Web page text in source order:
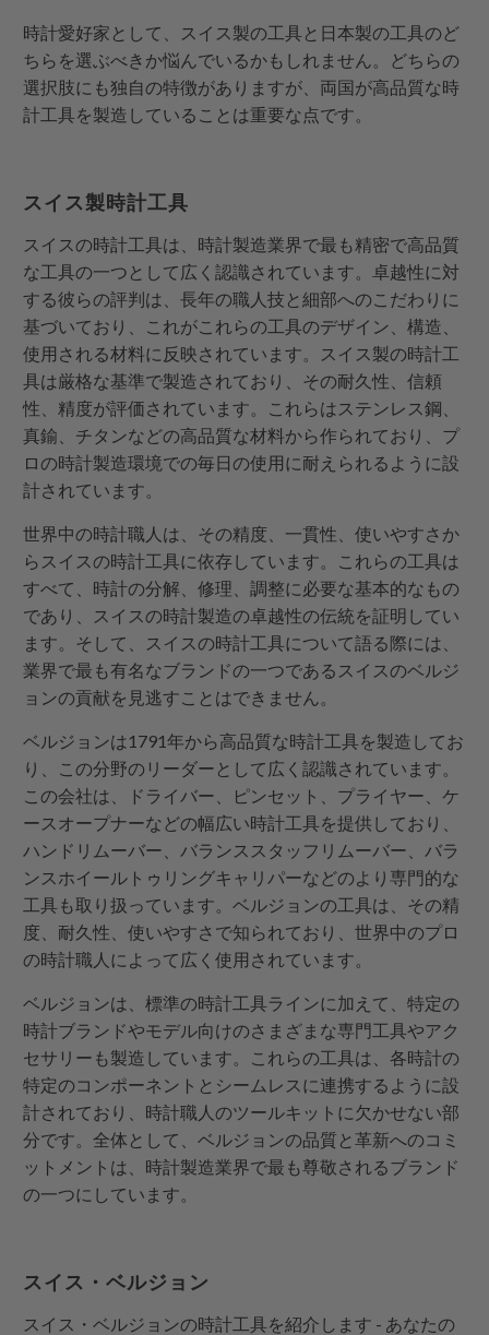
時計愛好家として、スイス製の工具と日本製の工具のど
ちらを選ぶべきか悩んでいるかもしれません。どちらの
選択肢にも独自の特徴がありますが、両国が高品質な時
計工具を製造していることは重要な点です。
スイス製時計工具
スイスの時計工具は、時計製造業界で最も精密で高品質
な工具の一つとして広く認識されています。卓越性に対
する彼らの評判は、長年の職人技と細部へのこだわりに
基づいており、これがこれらの工具のデザイン、構造、
使用される材料に反映されています。スイス製の時計工
具は厳格な基準で製造されており、その耐久性、信頼
性、精度が評価されています。これらはステンレス鋼、
真鍮、チタンなどの高品質な材料から作られており、プ
ロの時計製造環境での毎日の使用に耐えられるように設
計されています。
世界中の時計職人は、その精度、一貫性、使いやすさか
らスイスの時計工具に依存しています。これらの工具は
すべて、時計の分解、修理、調整に必要な基本的なもの
であり、スイスの時計製造の卓越性の伝統を証明してい
ます。そして、スイスの時計工具について語る際には、
業界で最も有名なブランドの一つであるスイスのベルジ
ョンの貢献を見逃すことはできません。
ベルジョンは1791年から高品質な時計工具を製造してお
り、この分野のリーダーとして広く認識されています。
この会社は、ドライバー、ピンセット、プライヤー、ケ
ースオープナーなどの幅広い時計工具を提供しており、
ハンドリムーバー、バランススタッフリムーバー、バラ
ンスホイールトゥリングキャリパーなどのより専門的な
工具も取り扱っています。ベルジョンの工具は、その精
度、耐久性、使いやすさで知られており、世界中のプロ
の時計職人によって広く使用されています。
ベルジョンは、標準の時計工具ラインに加えて、特定の
時計ブランドやモデル向けのさまざまな専門工具やアク
セサリーも製造しています。これらの工具は、各時計の
特定のコンポーネントとシームレスに連携するように設
計されており、時計職人のツールキットに欠かせない部
分です。全体として、ベルジョンの品質と革新へのコミ
ットメントは、時計製造業界で最も尊敬されるブランド
の一つにしています。
スイス・ベルジョン
スイス・ベルジョンの時計工具を紹介します - あなたの